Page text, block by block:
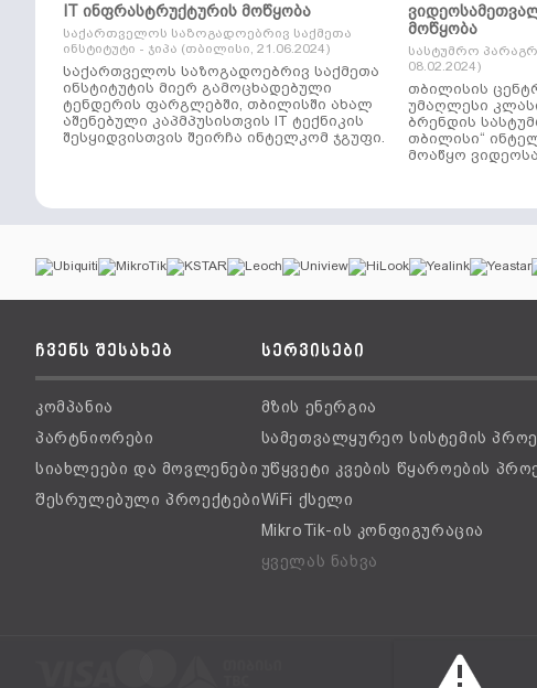
IT ინფრასტრუქტურის მოწყობა
საქართველოს საზოგადოებრივ საქმეთა
ინსტიტუტი - ჯიპა (თბილისი, 21.06.2024)
საქართველოს საზოგადოებრივ საქმეთა
ინსტიტუტის მიერ გამოცხადებული
ტენდერის ფარგლებში, თბილისში ახალ
აშენებული კაპმპუსისთვის IT ტექნიკის
შესყიდვისთვის შეირჩა ინტელკომ ჯგუფი.
მოწყობა
სასტუმრო
08.02.2024)
თბილისის
უმაღლესი
ბრენდის
თბილისი“
მოაწყო
ჩვენს შესახებ
კომპანია
პარტნიორები
სიახლეები და მოვლენები
შესრულებული პროექტები
სერვისები
მზის ენერგია
სამეთვალყურეო სისტემის
უწყვეტი კვების წყაროების
WiFi ქსელი
MikroTik-ის კონფიგურაცია
ყველას ნახვა